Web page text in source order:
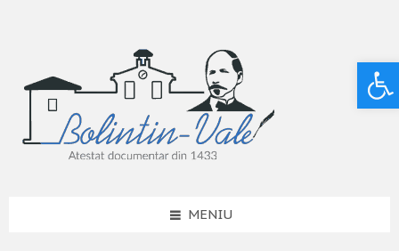
MENIU
Deschide bara de unelte